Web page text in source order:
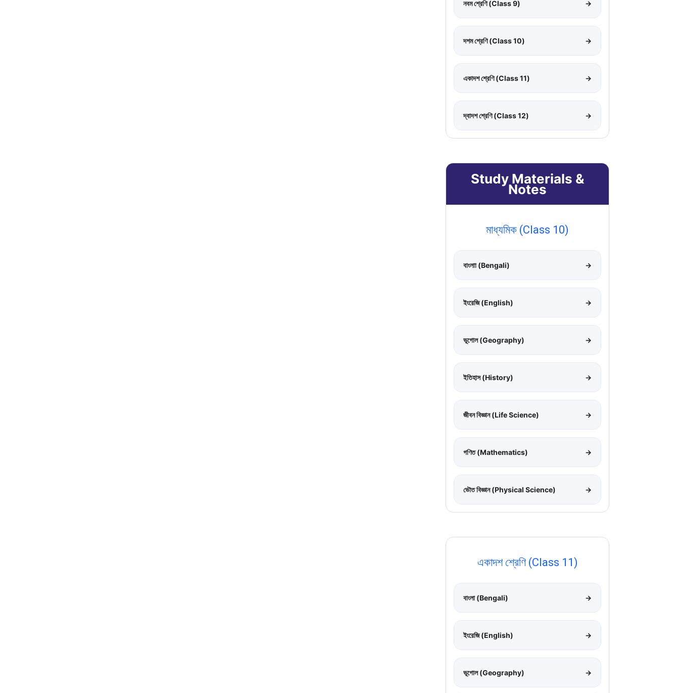
নবম শ্রেণি (Class 9) →
দশম শ্রেণি (Class 10) →
একাদশ শ্রেণি (Class 11) →
দ্বাদশ শ্রেণি (Class 12) →
Study Materials &
Notes
মাধ্যমিক (Class 10)
বাংলাা (Bengali) →
ইংরেজি (English) →
ভূগোল (Geography) →
ইতিহাস (History) →
জীবন বিজ্ঞান (Life Science) →
গণিত (Mathematics) →
ভৌত বিজ্ঞান (Physical Science) →
একাদশ শ্রেণি (Class 11)
বাংলা (Bengali) →
ইংরেজি (English) →
ভূগোল (Geography) →